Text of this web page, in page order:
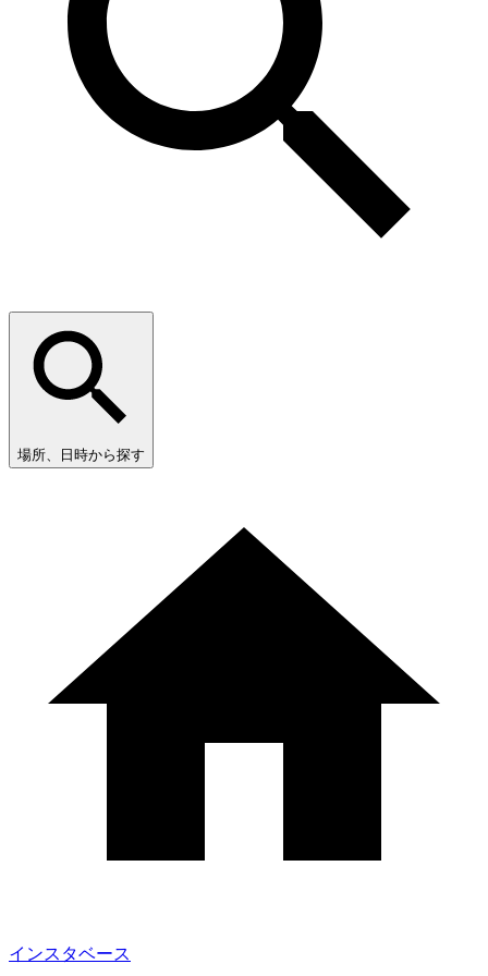
場所、日時から探す
インスタベース